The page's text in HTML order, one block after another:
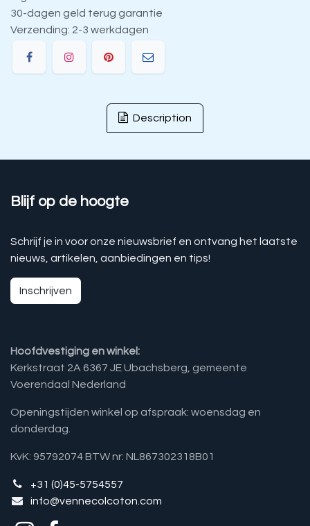
30-dagen geld terug garantie
Verzending: 2-3 werkdagen
Description
Blijf op de hoogte
Schrijf je in voor onze nieuwsbrief en ontvang het laatste
nieuws, artikelen, aanbiedingen en tips!
Inschrijven
Hoofdvestiging en winkel:
Kerkstraat 2A 6367 JE Ubachsberg, gemeente
Voerendaal Nederland
Openingstijden winkel op afspraak: woensdag en
donderdag.
KvK: 95792074 BTW nr: NL867302318B01
+31 (0)45-5754557
info@vennecolcoton.com